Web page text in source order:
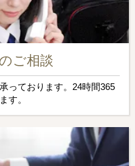
ご相談
っております。24時間365
す。